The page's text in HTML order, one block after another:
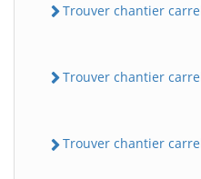
Trouver chantier
Trouver chantier
Trouver chantier